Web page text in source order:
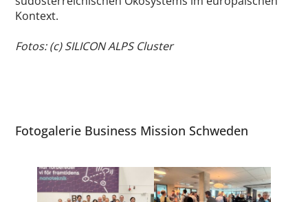
Kontext.
Fotos: (c) SILICON ALPS Cluster
Fotogalerie Business Mission Schweden